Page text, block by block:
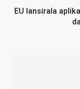
EU lansirala